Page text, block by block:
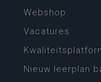
Webshop
Vacatures
Nieuw leerplan